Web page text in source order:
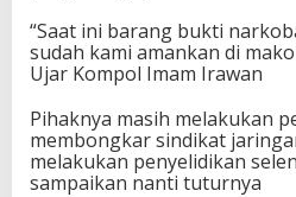
“Saat ini barang bukti
sudah kami amankan di
Ujar Kompol Imam Irawan
Pihaknya masih melakukan
membongkar sindikat
melakukan penyelidikan
sampaikan nanti tuturnya